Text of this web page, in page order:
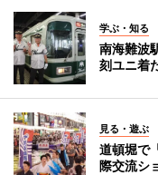
学ぶ・知る
南海難波
刻ユニ着
見る・遊ぶ
道頓堀で
際交流シ